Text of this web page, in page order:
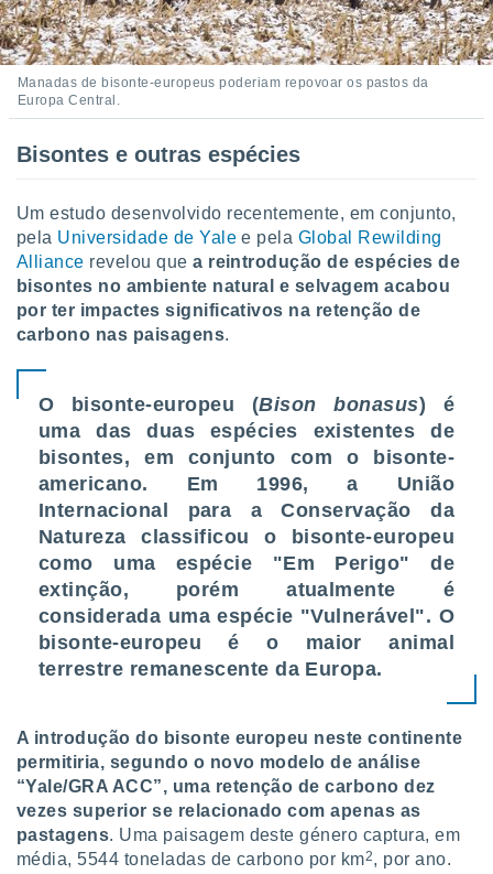
através
estudos
e
de
1199
Manadas de bisonte-europeus poderiam repovoar os pastos da
Europa Central.
Bisontes e outras espécies
Um estudo desenvolvido recentemente, em conjunto,
pela Universidade de Yale e pela Global Rewilding
Alliance revelou quea reintrodução de espécies de
bisontes no ambiente natural e selvagem acabou
por ter impactes significativos na retenção de
carbono nas paisagens.
O bisonte-europeu (Bison bonasus) é
uma das duas espécies existentes de
bisontes, em conjunto com o bisonte-
americano. Em 1996, a União
Internacional para a Conservação da
Natureza classificou o bisonte-europeu
como uma espécie "Em Perigo" de
extinção, porém atualmente é
considerada uma espécie "Vulnerável". O
bisonte-europeu é o maior animal
terrestre remanescente da Europa.
A introdução do bisonte europeu neste continente
permitiria, segundo o novo modelo de análise
“Yale/GRA ACC”, uma retenção de carbono dez
vezes superior se relacionado com apenas as
pastagens. Uma paisagem deste género captura, em
média, 5544 toneladas de carbono por km2, por ano.